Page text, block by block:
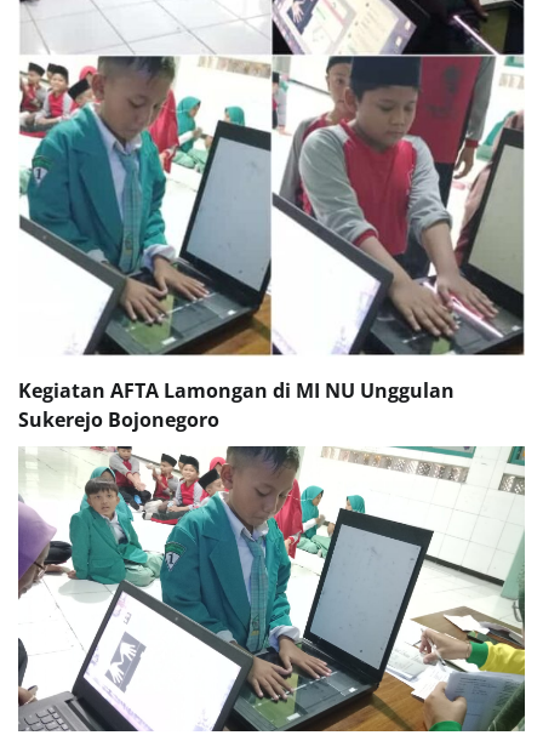
Kegiatan AFTA Lamongan di MI NU Unggulan
Sukerejo Bojonegoro